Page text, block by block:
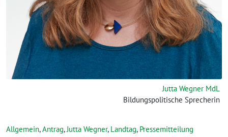
Jutta Wegner MdL
Bildungspolitische Sprecherin
Allgemein,Antrag, Jutta Wegner, Landtag, Pressemitteilung